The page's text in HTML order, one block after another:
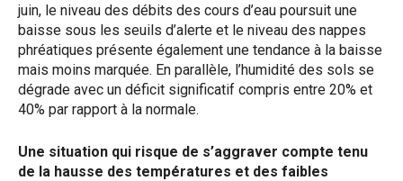
juin, le niveau des débits des cours d’eau poursuit une
baisse sous les seuils d’alerte et le niveau des nappes
phréatiques présente également une tendance à la baisse
mais moins marquée. En parallèle, l’humidité des sols se
dégrade avec un déficit significatif compris entre 20% et
40% par rapport à la normale.
Une situation qui risque de s’aggraver compte tenu
de la hausse des températures et des faibles